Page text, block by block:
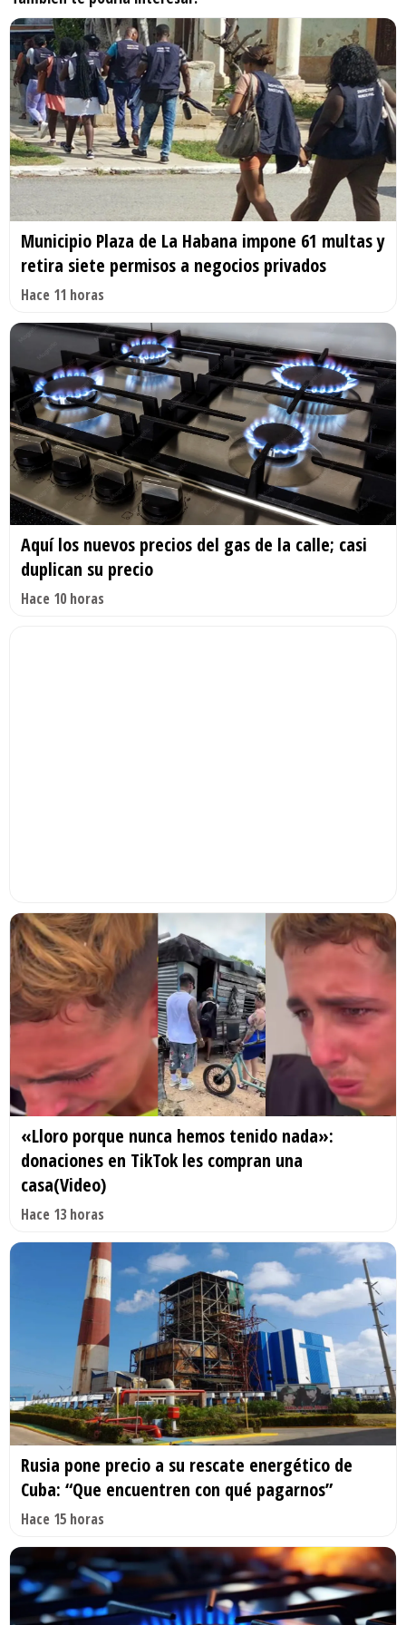
Municipio Plaza de La Habana impone 61 multas y
retira siete permisos a negocios privados
Hace 11 horas
Aquí los nuevos precios del gas de la calle; casi
duplican su precio
Hace 10 horas
«Lloro porque nunca hemos tenido nada»:
donaciones en TikTok les compran una
casa(Video)
Hace 13 horas
Rusia pone precio a su rescate energético de
Cuba: “Que encuentren con qué pagarnos”
Hace 15 horas